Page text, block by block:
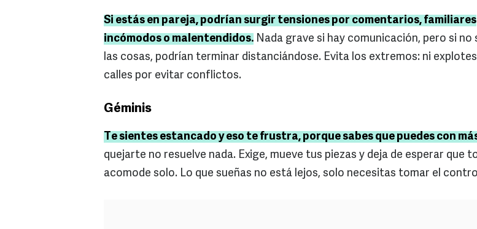
Si estás en pareja, podrían surgir tensiones por comentarios, familiares
incómodos o malentendidos. Nada grave si hay comunicación, pero si no
las cosas, podrían terminar distanciándose. Evita los extremos: ni
calles por evitar conflictos.
Géminis
Te sientes estancado y eso te frustra, porque sabes que puedes con
quejarte no resuelve nada. Exige, mueve tus piezas y deja de esperar que
acomode solo. Lo que sueñas no está lejos, solo necesitas tomar el